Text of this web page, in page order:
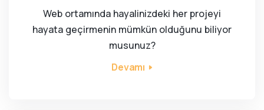
Web ortamında hayalinizdeki her projeyi
hayata geçirmenin mümkün olduğunu biliyor
musunuz?
Devamı